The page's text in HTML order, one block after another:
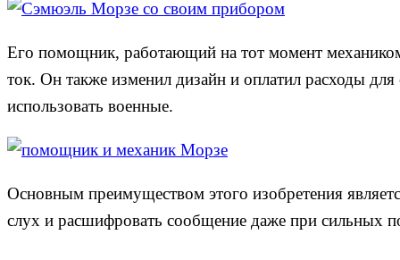
Его помощник, работающий на тот момент
ток. Он также изменил дизайн и оплатил расходы
использовать военные.
Основным преимуществом этого изобретения
слух и расшифровать сообщение даже при сильных